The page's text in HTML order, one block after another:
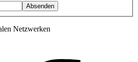
Absenden
Netzwerken